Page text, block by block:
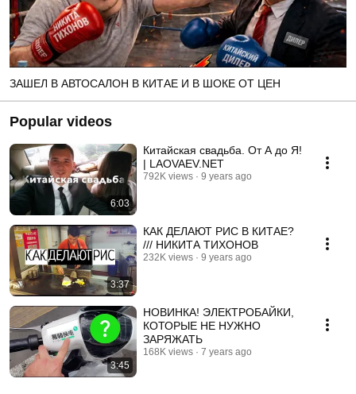
ЗАШЕЛ В АВТОСАЛОН В КИТАЕ И В ШОКЕ ОТ ЦЕН
Popular videos
6:03
Китайская свадьба. От А до Я!
| LAOVAEV.NET
792K views 9 years ago
3:37
КАК ДЕЛАЮТ РИС В КИТАЕ?
/// НИКИТА ТИХОНОВ
232K views 9 years ago
3:45
НОВИНКА! ЭЛЕКТРОБАЙКИ,
КОТОРЫЕ НЕ НУЖНО
ЗАРЯЖАТЬ
168K views 7 years ago